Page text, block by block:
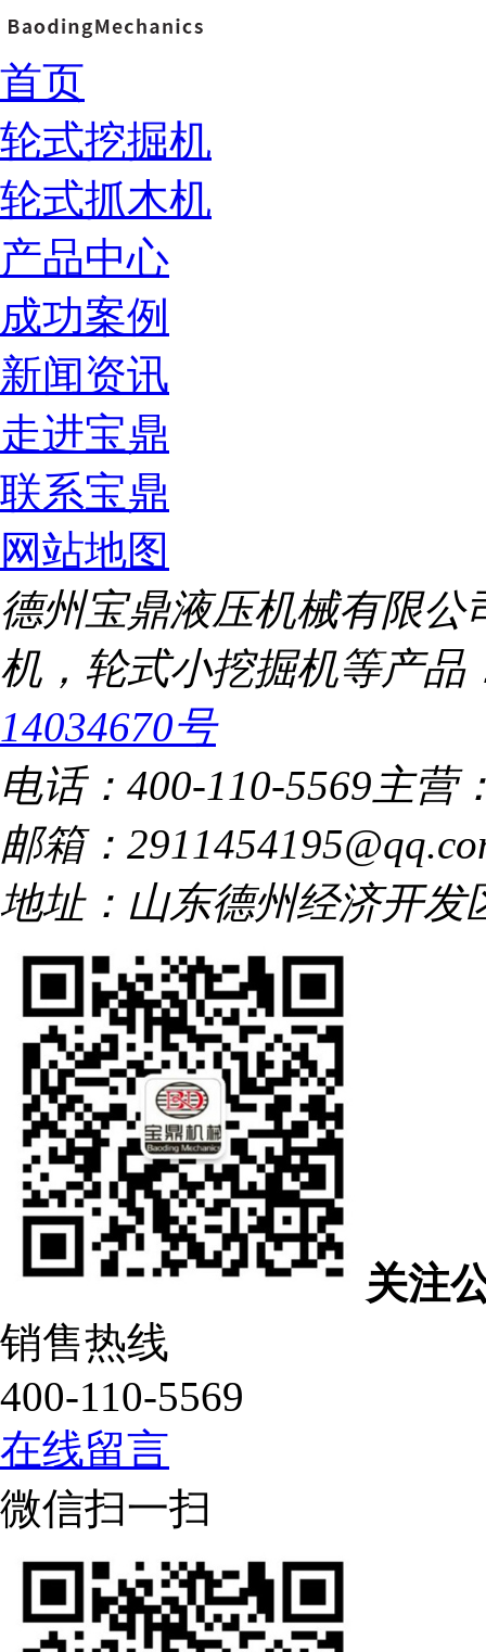
首页
轮式挖掘机
轮式抓木机
产品中心
成功案例
新闻资讯
走进宝鼎
联系宝鼎
网站地图
德州宝鼎液压机械有限
机，轮式小挖掘机等产品
14034670号
电话：400-110-5569 主营
邮箱：
地址：山东德州经济开发
关注
销售热线
400-110-5569
在线留言
微信扫一扫